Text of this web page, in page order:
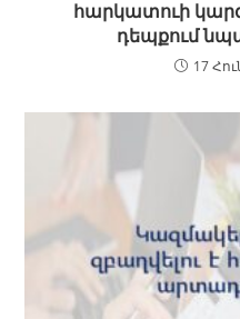
հարկատուի
դեպքում
17